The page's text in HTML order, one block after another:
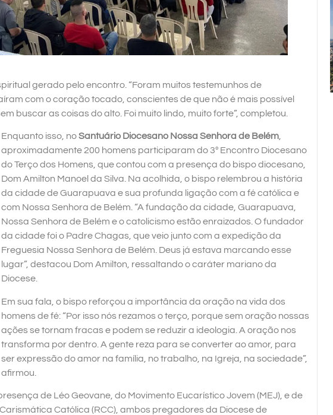
gerado pelo encontro. “Foram muitos testemunhos de
com o coração tocado, conscientes de que não é mais possível
buscar as coisas do alto. Foi muito lindo, muito forte”, completou.
Enquanto isso, noSantuário Diocesano Nossa Senhora de Belém
aproximadamente 200 homens participaram do 3º Encontro Diocesano
do Terço dos Homens, que contou com a presença do bispo diocesano,
Dom Amilton Manoel da Silva. Na acolhida, o bispo relembrou a história
da cidade de Guarapuava e sua profunda ligação com a fé católica e
com Nossa Senhora de Belém. “A fundação da cidade, Guarapuava,
Nossa Senhora de Belém e o catolicismo estão enraizados. O fundador
da cidade foi o Padre Chagas, que veio junto com a expedição da
Freguesia Nossa Senhora de Belém. Deus já estava marcando esse
lugar”, destacou Dom Amilton, ressaltando o caráter mariano da
Diocese.
Em sua fala, o bispo reforçou a importância da oração na vida dos
homens de fé: “Por isso nós rezamos o terço, porque sem oração nossas
ações se tornam fracas e podem se reduzir a ideologia. A oração nos
transforma por dentro. A gente reza para se converter ao amor, para
ser expressão do amor na família, no trabalho, na Igreja, na sociedade”,
afirmou.
de Léo Geovane, do Movimento Eucarístico Jovem (MEJ), e de
Católica (RCC), ambos pregadores da Diocese de